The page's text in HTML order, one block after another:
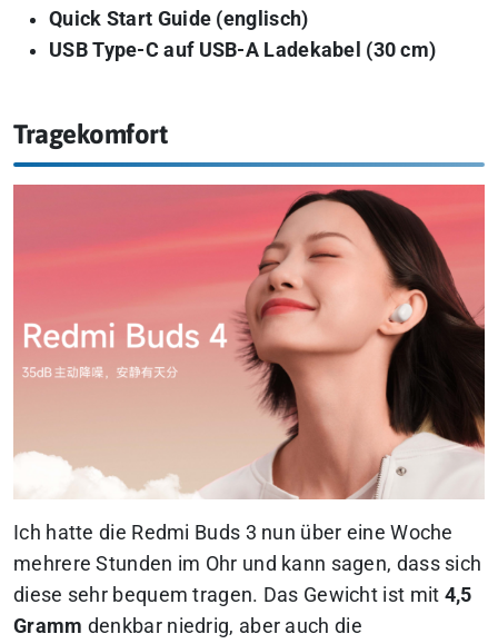
Quick Start Guide (englisch)
USB Type-C auf USB-A Ladekabel (30 cm)
Tragekomfort
Ich hatte die Redmi Buds 3 nun über eine Woche
mehrere Stunden im Ohr und kann sagen, dass sich
diese sehr bequem tragen. Das Gewicht ist mit 4,5
Gramm denkbar niedrig, aber auch die